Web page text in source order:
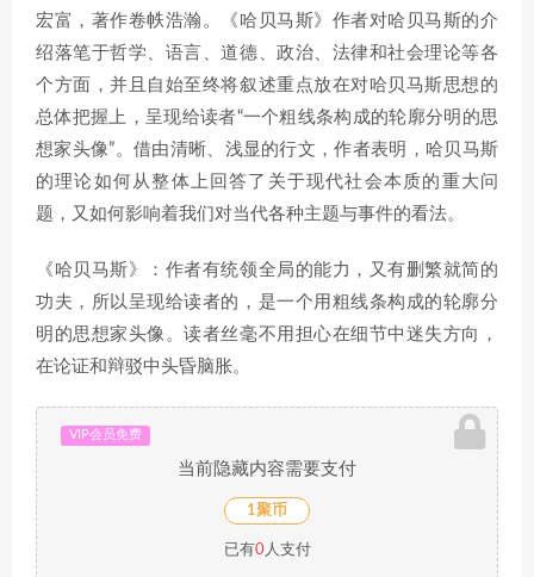
宏富，著作卷帙浩瀚。《哈贝马斯》作者对哈贝马斯的介
绍落笔于哲学、语言、道德、政治、法律和社会理论等各
个方面，并且自始至终将叙述重点放在对哈贝马斯思想的
总体把握上，呈现给读者“一个粗线条构成的轮廓分明的思
想家头像”。借由清晰、浅显的行文，作者表明，哈贝马斯
的理论如何从整体上回答了关于现代社会本质的重大问
题，又如何影响着我们对当代各种主题与事件的看法。
《哈贝马斯》：作者有统领全局的能力，又有删繁就简的
功夫，所以呈现给读者的，是一个用粗线条构成的轮廓分
明的思想家头像。读者丝毫不用担心在细节中迷失方向，
在论证和辩驳中头昏脑胀。
VIP会员免费
当前隐藏内容需要支付
1聚币
已有0人支付